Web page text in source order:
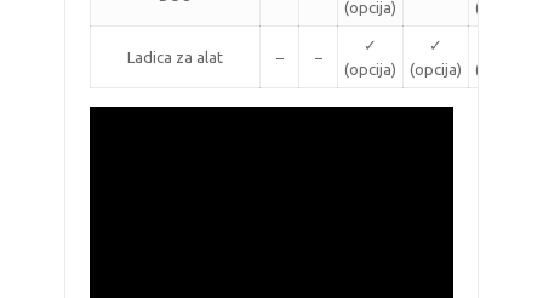
(opcija) (opcija)
Ladica za alat − −
✓
(opcija)
✓
(opcija)
(opcija)